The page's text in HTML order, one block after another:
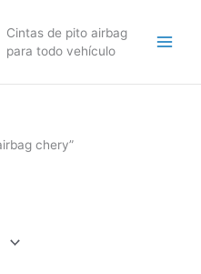
Cintas de pito airbag
para todo vehículo
chery”